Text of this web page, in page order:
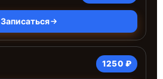
Записаться
1250 ₽